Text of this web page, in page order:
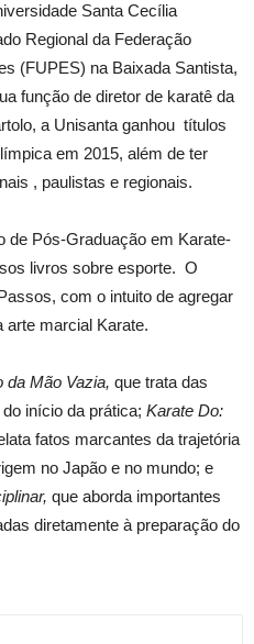
Santa Cecília
Regional da Federação
(FUPES) na Baixada Santista,
função de diretor de karatê da
a Unisanta ganhou títulos
em 2015, além de ter
, paulistas e regionais.
de Pós-Graduação em Karate-
livros sobre esporte. O
com o intuito de agregar
arte marcial Karate.
da Mão Vazia, que trata das
início da prática; Karate Do:
fatos marcantes da trajetória
no Japão e no mundo; e
que aborda importantes
diretamente à preparação do